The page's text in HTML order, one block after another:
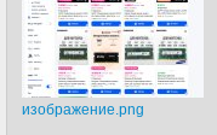
изображение.png